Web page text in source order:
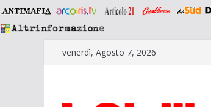
Saltavenerdì, Agosto 7, 2026